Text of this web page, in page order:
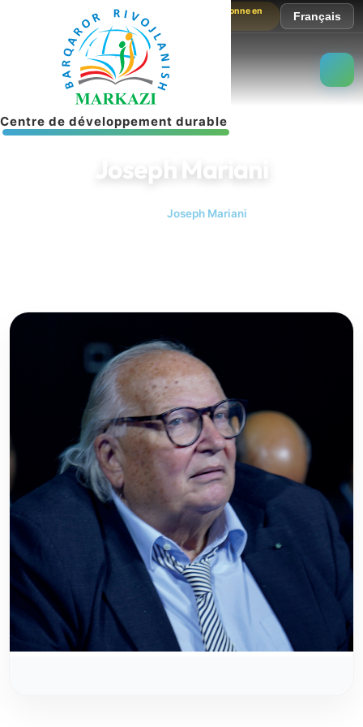
Centre de développement durable
Le site fonctionne en
Français
Joseph Mariani
Joseph Mariani